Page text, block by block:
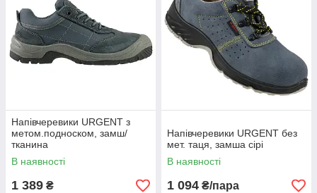
Напівчеревики URGENT з
метом.подноском, замш/
тканина
В наявності
1 389 ₴
Напівчеревики URGENT без
мет. таця, замша сірі
В наявності
1 094 ₴/пара